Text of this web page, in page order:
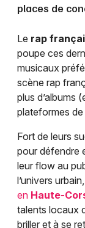
places de
Le rap
poupe ces
musicaux
scène rap
plus d’albums
plateformes
Fort de leurs
pour défendre
leur flow au
l’univers
en Haute-
talents locaux
briller et à se